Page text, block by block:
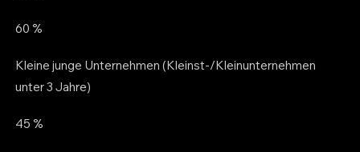
60 %
Kleine junge Unternehmen (Kleinst-/Kleinunternehmen
unter 3 Jahre)
45 %